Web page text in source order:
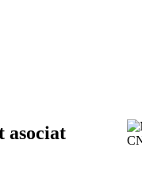
asociat